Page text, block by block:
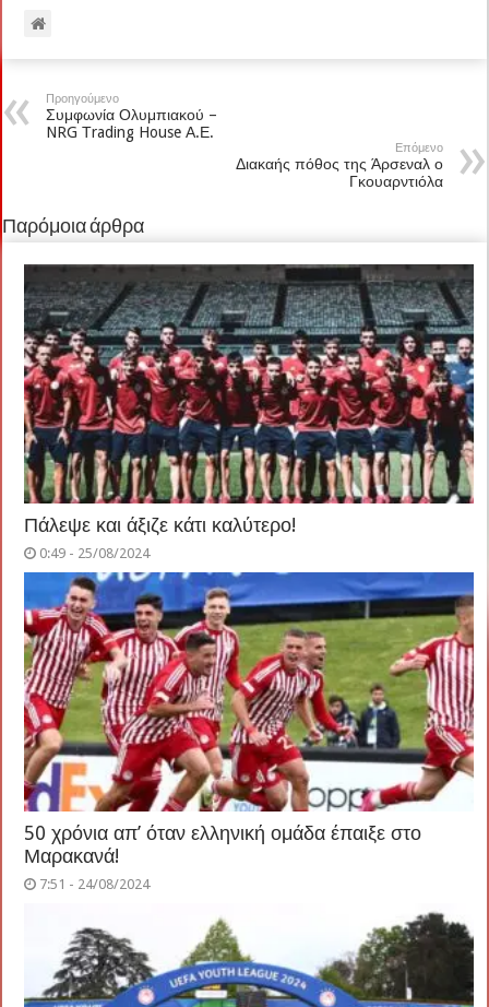
Προηγούμενο
Συμφωνία Ολυμπιακού –
NRG Τrading House Α.Ε.
Επόμενο
Διακαής πόθος της Άρσεναλ ο
Γκουαρντιόλα
Παρόμοια άρθρα
Πάλεψε και άξιζε κάτι καλύτερο!
0:49 - 25/08/2024
50 χρόνια απ’ όταν ελληνική ομάδα έπαιξε στο
Μαρακανά!
7:51 - 24/08/2024